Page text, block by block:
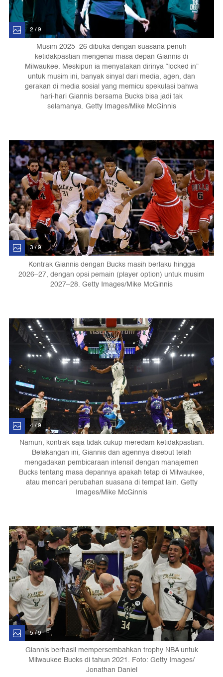
2 / 9
Musim 2025–26 dibuka dengan suasana penuh
ketidakpastian mengenai masa depan Giannis di
Milwaukee. Meskipun ia menyatakan dirinya “locked in”
untuk musim ini, banyak sinyal dari media, agen, dan
gerakan di media sosial yang memicu spekulasi bahwa
hari-hari Giannis bersama Bucks bisa jadi tak
selamanya. Getty Images/Mike McGinnis
3 / 9
Kontrak Giannis dengan Bucks masih berlaku hingga
2026–27, dengan opsi pemain (player option) untuk musim
2027–28. Getty Images/Mike McGinnis
4 / 9
Namun, kontrak saja tidak cukup meredam ketidakpastian.
Belakangan ini, Giannis dan agennya disebut telah
mengadakan pembicaraan intensif dengan manajemen
Bucks tentang masa depannya apakah tetap di Milwaukee,
atau mencari perubahan suasana di tempat lain. Getty
Images/Mike McGinnis
5 / 9
Giannis berhasil mempersembahkan trophy NBA untuk
Milwaukee Bucks di tahun 2021. Foto: Getty Images/
Jonathan Daniel